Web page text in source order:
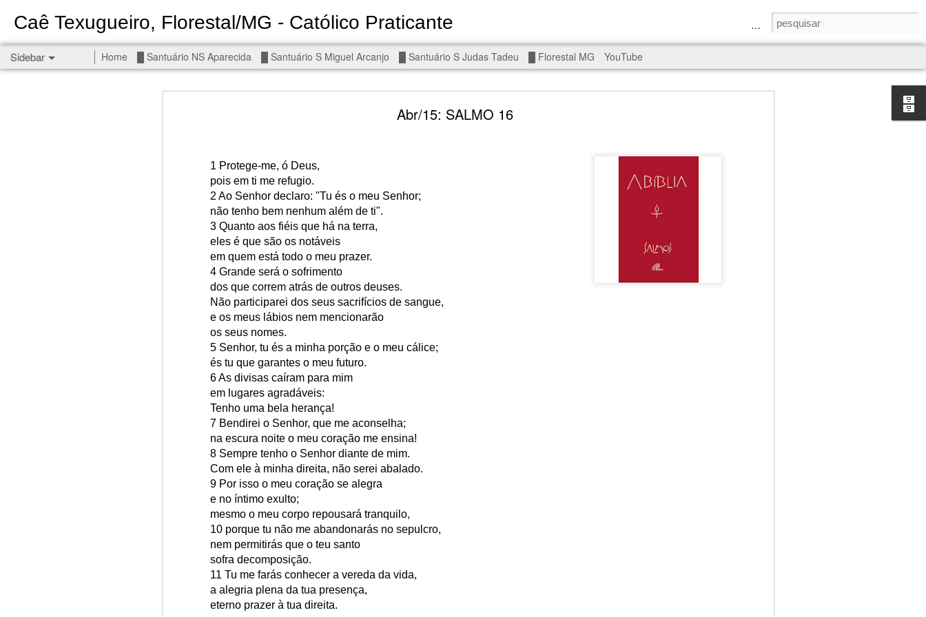
Abr/15: SALMO 16
1 Protege-me, ó Deus,
pois em ti me refugio.
2 Ao Senhor declaro: "Tu és o meu Senhor;
não tenho bem nenhum além de ti".
3 Quanto aos fiéis que há na terra,
eles é que são os notáveis
em quem está todo o meu prazer.
4 Grande será o sofrimento
dos que correm atrás de outros deuses.
Não participarei dos seus sacrifícios de sangue,
e os meus lábios nem mencionarão
os seus nomes.
5 Senhor, tu és a minha porção e o meu cálice;
és tu que garantes o meu futuro.
6 As divisas caíram para mim
em lugares agradáveis:
Tenho uma bela herança!
7 Bendirei o Senhor, que me aconselha;
na escura noite o meu coração me ensina!
8 Sempre tenho o Senhor diante de mim.
Com ele à minha direita, não serei abalado.
9 Por isso o meu coração se alegra
e no íntimo exulto;
mesmo o meu corpo repousará tranquilo,
10 porque tu não me abandonarás no sepulcro,
nem permitirás que o teu santo
sofra decomposição.
11 Tu me farás conhecer a vereda da vida,
a alegria plena da tua presença,
eterno prazer à tua direita.
Caê Texugueiro, Florestal/MG - Católico Praticante
Sidebar Home █ Santuário NS Aparecida █ Santuário S Miguel Arcanjo █ Santuário S Judas Tadeu █ Florestal MG YouTube
Permanent End To The Wars - Gaza, Iran and Lebanon.
Get real!The butcher has been fooling you. He is ghosted by the world, and it
seems you are in the same boat. A new guy is coming.
You started it, you end it.
There is a line you cannot cross — negotiation is the best option.
Semper Fi. Fair winds and following seas.
Liberté, égalité, fraternité.
Win-win solutions to Gaza, Iran and Lebanon.
Neither Iran nor Lebanon will be the next Gaza.
Gaza belongs to Palestine, and it will not be a Vegas-ification.
Palestine belongs to Palestinians.
Peace and stability in the region.
n insurance policy is hosted on the dark web.
Quarterback. Aragawa.— Washington. Gush Dan.